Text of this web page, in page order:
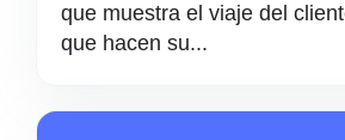
que muestra el viaje del
que hacen su...